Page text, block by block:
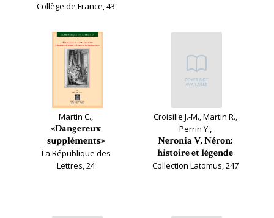
Collège de France, 43
Martin C.,
«Dangereux
suppléments»
La République des
Lettres, 24
Croisille J.-M., Martin R.,
Perrin Y.,
Neronia V. Néron:
histoire et légende
Collection Latomus, 247